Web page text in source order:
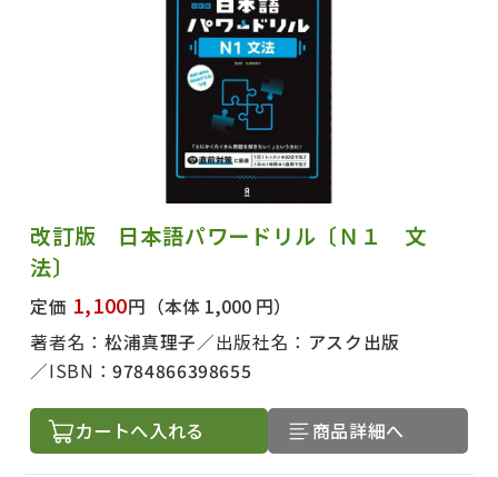
改訂版 日本語パワードリル〔Ｎ１ 文
法〕
定価 1,100円 （本体 1,000 円）
著者名： 松浦真理子 出版社名： アスク出版
ISBN：9784866398655
カートへ入れる 商品詳細へ